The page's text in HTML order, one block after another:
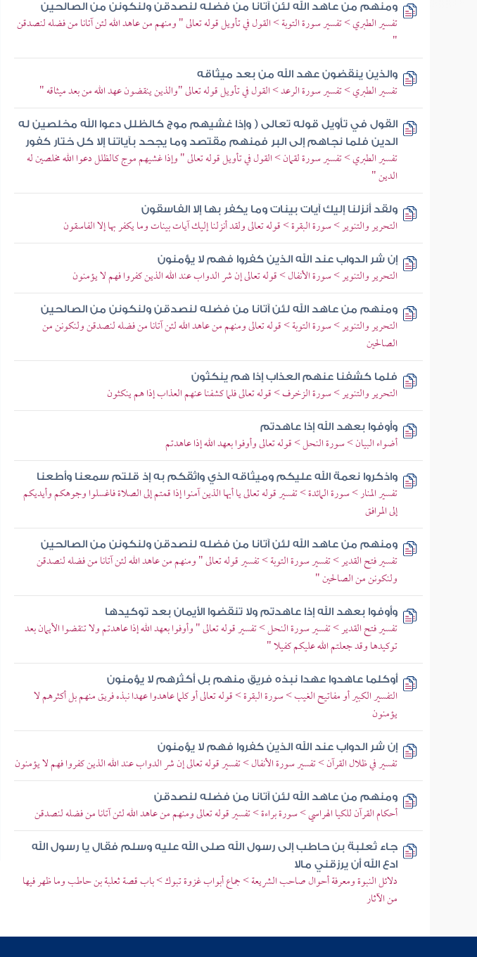
ومنهم من عاهد الله لئن آتانا من فضله لنصدقن ولنكونن من الصالحين
تفسير الطبري > تفسير سورة التوبة > القول في تأويل قوله تعالى " ومنهم من عاهد الله لئن آتانا من فضله لنصدقن
"
والذين ينقضون عهد الله من بعد ميثاقه
تفسير الطبري > تفسير سورة الرعد > القول في تأويل قوله تعالى "والذين ينقضون عهد الله من بعد ميثاقه "
القول في تأويل قوله تعالى ( وإذا غشيهم موج كالظلل دعوا الله مخلصين له
الدين فلما نجاهم إلى البر فمنهم مقتصد وما يجحد بآياتنا إلا كل ختار كفور
تفسير الطبري > تفسير سورة لقمان > القول في تأويل قوله تعالى " وإذا غشيهم موج كالظلل دعوا الله مخلصين له
الدين "
ولقد أنزلنا إليك آيات بينات وما يكفر بها إلا الفاسقون
التحرير والتنوير > سورة البقرة > قوله تعالى ولقد أنزلنا إليك آيات بينات وما يكفر بها إلا الفاسقون
إن شر الدواب عند الله الذين كفروا فهم لا يؤمنون
التحرير والتنوير > سورة الأنفال > قوله تعالى إن شر الدواب عند الله الذين كفروا فهم لا يؤمنون
ومنهم من عاهد الله لئن آتانا من فضله لنصدقن ولنكونن من الصالحين
التحرير والتنوير > سورة التوبة > قوله تعالى ومنهم من عاهد الله لئن آتانا من فضله لنصدقن ولنكونن من
الصالحين
فلما كشفنا عنهم العذاب إذا هم ينكثون
التحرير والتنوير > سورة الزخرف > قوله تعالى فلما كشفنا عنهم العذاب إذا هم ينكثون
وأوفوا بعهد الله إذا عاهدتم
أضواء البيان > سورة النحل > قوله تعالى وأوفوا بعهد الله إذا عاهدتم
واذكروا نعمة الله عليكم وميثاقه الذي واثقكم به إذ قلتم سمعنا وأطعنا
تفسير المنار > سورة المائدة > تفسير قوله تعالى يا أيها الذين آمنوا إذا قمتم إلى الصلاة فاغسلوا وجوهكم وأيديكم
إلى المرافق
ومنهم من عاهد الله لئن آتانا من فضله لنصدقن ولنكونن من الصالحين
تفسير فتح القدير > تفسير سورة التوبة > تفسير قوله تعالى " ومنهم من عاهد الله لئن آتانا من فضله لنصدقن
ولنكونن من الصالحين "
وأوفوا بعهد الله إذا عاهدتم ولا تنقضوا الأيمان بعد توكيدها
تفسير فتح القدير > تفسير سورة النحل > تفسير قوله تعالى " وأوفوا بعهد الله إذا عاهدتم ولا تنقضوا الأيمان بعد
توكيدها وقد جعلتم الله عليكم كفيلا "
أوكلما عاهدوا عهدا نبذه فريق منهم بل أكثرهم لا يؤمنون
التفسير الكبير أو مفاتيح الغيب > سورة البقرة > قوله تعالى أو كلما عاهدوا عهدا نبذه فريق منهم بل أكثرهم لا
يؤمنون
إن شر الدواب عند الله الذين كفروا فهم لا يؤمنون
تفسير في ظلال القرآن > تفسير سورة الأنفال > تفسير قوله تعالى إن شر الدواب عند الله الذين كفروا فهم لا يؤمنون
ومنهم من عاهد الله لئن آتانا من فضله لنصدقن
أحكام القرآن للكيا الهراسي > سورة براءة > تفسير قوله تعالى ومنهم من عاهد الله لئن آتانا من فضله لنصدقن
جاء ثعلبة بن حاطب إلى رسول الله صلى الله عليه وسلم فقال يا رسول الله
ادع الله أن يرزقني مالا
دلائل النبوة ومعرفة أحوال صاحب الشريعة > جماع أبواب غزوة تبوك > باب قصة ثعلبة بن حاطب وما ظهر فيها
من الآثار